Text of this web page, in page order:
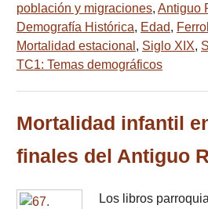
población y migraciones, Antiguo
Demografía Histórica, Edad, Ferrol
Mortalidad estacional , Siglo XIX,
TC1: Temas demográficos
Mortalidad infantil
finales del Antiguo
Los libros